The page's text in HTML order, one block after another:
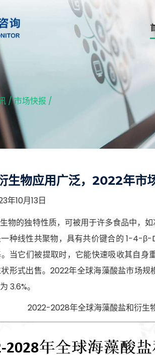
/市场快报 /
生物应用广泛，2022年市
年10月13日
物的独特性质，可被用于许多食品中，
种线性共聚物，具有共价键合的 1-4-
当它们被提取时，它能快速吸收其自
形式出售。2022年全球海藻酸盐市场
3.6%。
2022-2028年全球海藻酸盐和衍生